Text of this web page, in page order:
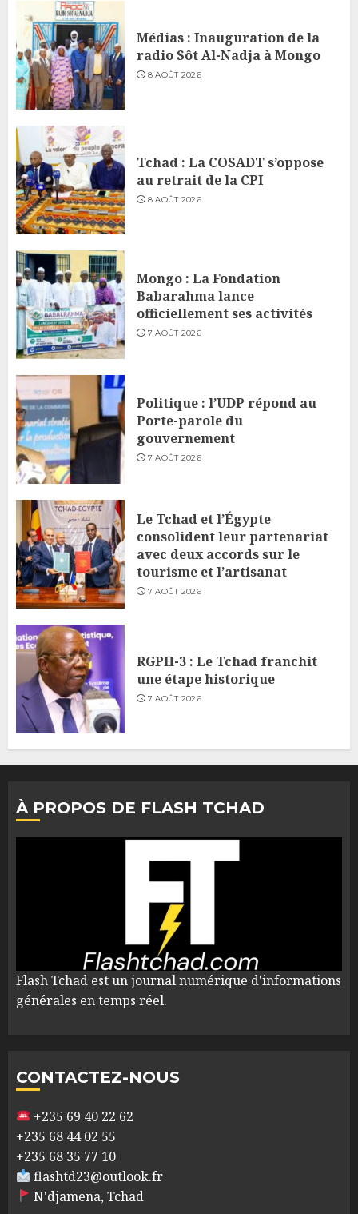
Médias : Inauguration de la
radio Sôt Al-Nadja à Mongo
8 AOÛT 2026
Tchad : La COSADT s’oppose
au retrait de la CPI
8 AOÛT 2026
Mongo : La Fondation
Babarahma lance
officiellement ses activités
7 AOÛT 2026
Politique : l’UDP répond au
Porte-parole du
gouvernement
7 AOÛT 2026
Le Tchad et l’Égypte
consolident leur partenariat
avec deux accords sur le
tourisme et l’artisanat
7 AOÛT 2026
RGPH-3 : Le Tchad franchit
une étape historique
7 AOÛT 2026
À PROPOS DE FLASH TCHAD
Flash Tchad est un journal numérique d'informations
générales en temps réel.
CONTACTEZ-NOUS
+235 69 40 22 62
+235 68 44 02 55
+235 68 35 77 10
flashtd23@outlook.fr
N'djamena, Tchad